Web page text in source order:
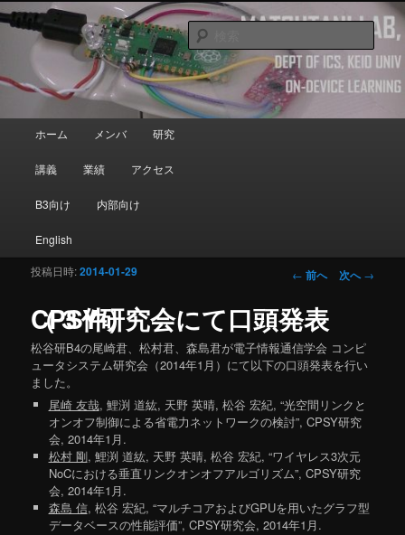
メインコンテンツへ移動
Matsutani Lab
Department of Information and Computer Science, Keio University
検
索
メインメニュー
ホーム メンバ 研究
講義 業績 アクセス
B3向け 内部向け
English
投稿ナビゲーシ
← 前へ 次へ→
CPSY研究会にて口頭発表（３件）
投稿日時:2014-01-29
松谷研B4の尾崎君、松村君、森島君が電子情報通信学会 コンピ
ュータシステム研究会（2014年1月）にて以下の口頭発表を行い
ました。
尾崎 友哉, 鯉渕 道紘, 天野 英晴, 松谷 宏紀, “光空間リンクと
オンオフ制御による省電力ネットワークの検討”, CPSY研究
会, 2014年1月.
松村 剛, 鯉渕 道紘, 天野 英晴, 松谷 宏紀, “ワイヤレス3次元
NoCにおける垂直リンクオンオフアルゴリズム”, CPSY研究
会, 2014年1月.
森島 信, 松谷 宏紀, “マルチコアおよびGPUを用いたグラフ型
データベースの性能評価”, CPSY研究会, 2014年1月.